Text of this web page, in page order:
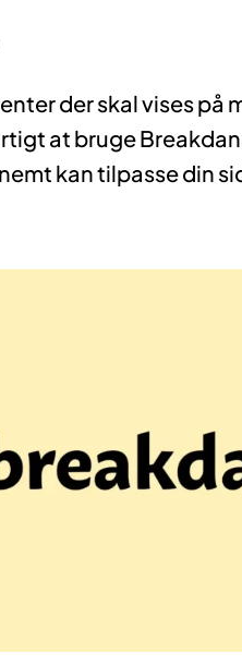
der skal vises på
at bruge
kan tilpasse din